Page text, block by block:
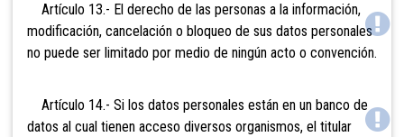
Artículo 13.- El derecho de las personas a la información,
modificación, cancelación o bloqueo de sus datos personales
no puede ser limitado por medio de ningún acto o convención.
Artículo 14.- Si los datos personales están en un banco de
datos al cual tienen acceso diversos organismos, el titular